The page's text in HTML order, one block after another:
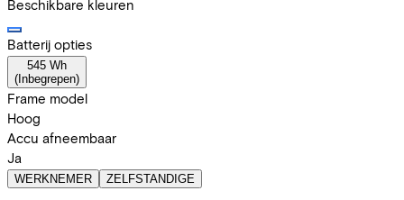
Beschikbare kleuren
Batterij opties
545 Wh
( Inbegrepen)
Frame model
Hoog
Accu afneembaar
Ja
WERKNEMER ZELFSTANDIGE